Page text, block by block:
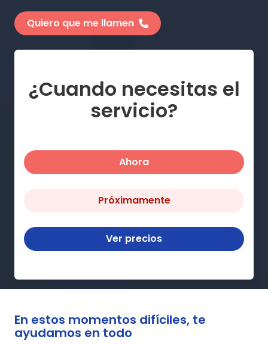
Quiero que me llamen
¿Cuando necesitas el
servicio?
Ahora
Próximamente
Ver precios
En estos momentos difíciles, te
ayudamos en todo